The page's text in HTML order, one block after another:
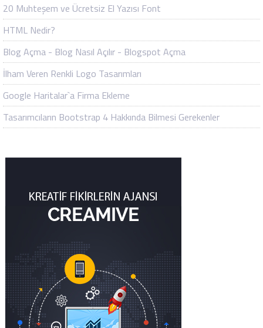
20 Muhteşem ve Ücretsiz El Yazısı Font
HTML Nedir?
Blog Açma - Blog Nasıl Açılır - Blogspot Açma
İlham Veren Renkli Logo Tasarımları
Google Haritalar`a Firma Ekleme
Tasarımcıların Bootstrap 4 Hakkında Bilmesi Gerekenler